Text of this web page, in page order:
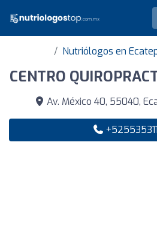
Nutriólogos en
CENTRO
Av. México 40, 55040,